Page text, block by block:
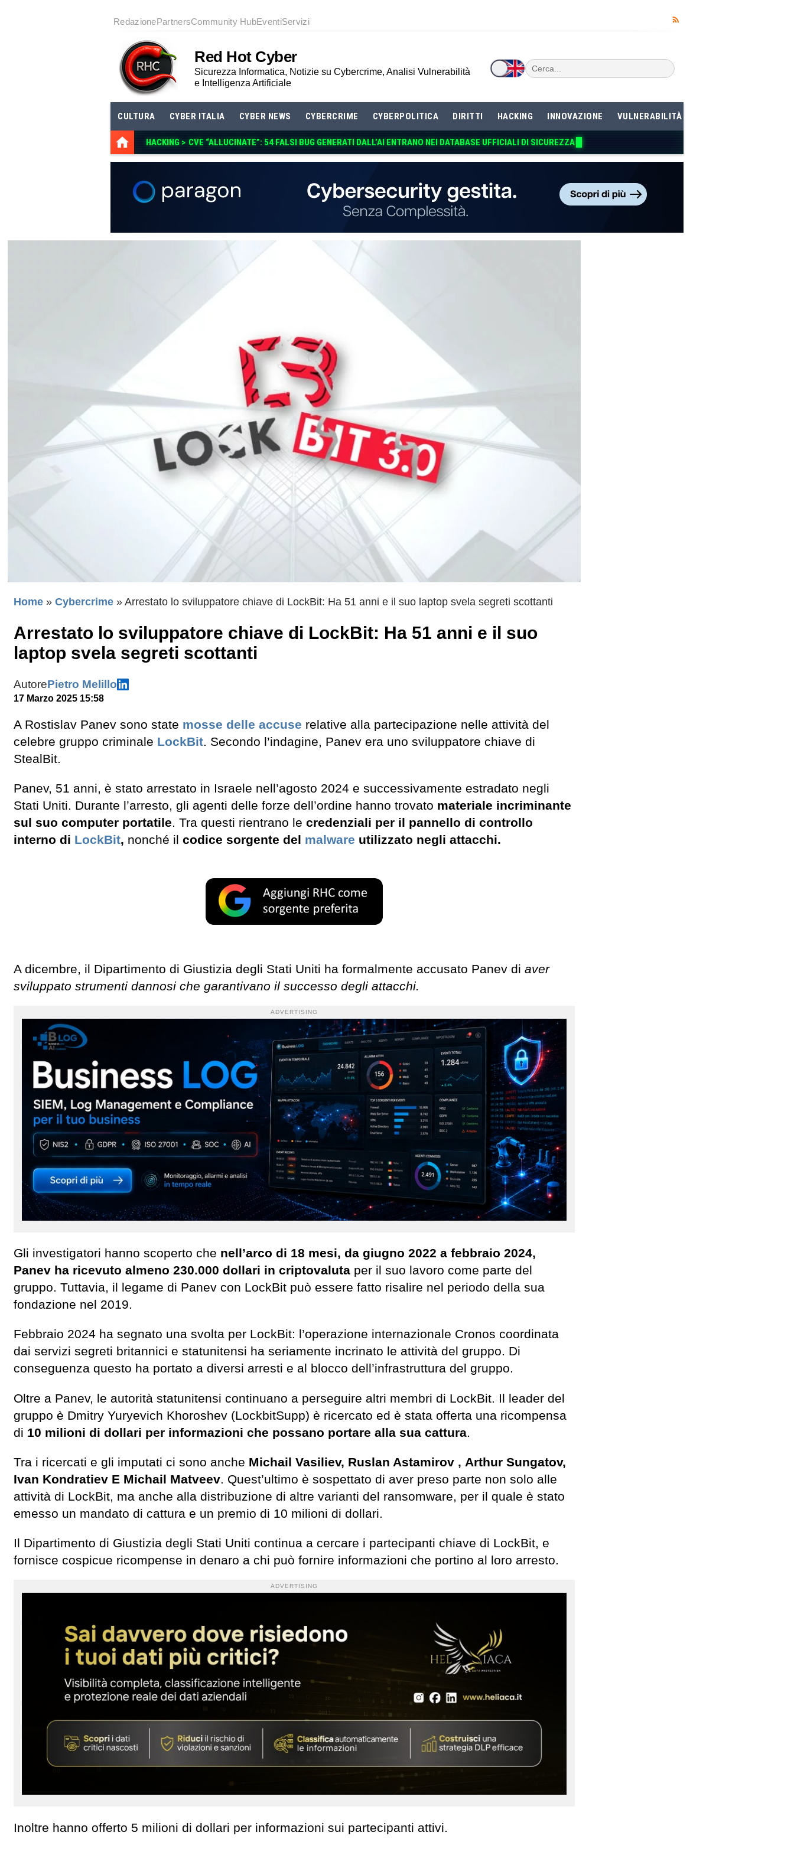
RedazionePartnersCommunity HubEventiServizi
Red Hot Cyber
Sicurezza Informatica, Notizie su Cybercrime, Analisi Vulnerabilità
e Intelligenza Artificiale
CULTURA CYBER ITALIA CYBER NEWS CYBERCRIME CYBERPOLITICA DIRITTI HACKING INNOVAZIONE VULNERABILITÀ
HACKING > CVE “ALLUCINATE”: 54 FALSI BUG GENERATI DALL’AI ENTRANO NEI DATABASE UFFICIALI DI SICUREZZA
Home » Cybercrime » Arrestato lo sviluppatore chiave di LockBit: Ha 51 anni e il suo laptop svela segreti scottanti
Arrestato lo sviluppatore chiave di LockBit: Ha 51 anni e il suo
laptop svela segreti scottanti
AutorePietro Melillo
17 Marzo 2025 15:58
A Rostislav Panev sono state mosse delle accuse relative alla partecipazione nelle attività del
celebre gruppo criminale LockBit. Secondo l’indagine, Panev era uno sviluppatore chiave di
StealBit.
Panev, 51 anni, è stato arrestato in Israele nell’agosto 2024 e successivamente estradato negli
Stati Uniti. Durante l’arresto, gli agenti delle forze dell’ordine hanno trovato materiale incriminante
sul suo computer portatile. Tra questi rientrano le credenziali per il pannello di controllo
interno di LockBit, nonché il codice sorgente del malware utilizzato negli attacchi.
A dicembre, il Dipartimento di Giustizia degli Stati Uniti ha formalmente accusato Panev di aver
sviluppato strumenti dannosi che garantivano il successo degli attacchi.
ADVERTISING
Gli investigatori hanno scoperto che nell’arco di 18 mesi, da giugno 2022 a febbraio 2024,
Panev ha ricevuto almeno 230.000 dollari in criptovaluta per il suo lavoro come parte del
gruppo. Tuttavia, il legame di Panev con LockBit può essere fatto risalire nel periodo della sua
fondazione nel 2019.
Febbraio 2024 ha segnato una svolta per LockBit: l’operazione internazionale Cronos coordinata
dai servizi segreti britannici e statunitensi ha seriamente incrinato le attività del gruppo. Di
conseguenza questo ha portato a diversi arresti e al blocco dell’infrastruttura del gruppo.
Oltre a Panev, le autorità statunitensi continuano a perseguire altri membri di LockBit. Il leader del
gruppo è Dmitry Yuryevich Khoroshev (LockbitSupp) è ricercato ed è stata offerta una ricompensa
di 10 milioni di dollari per informazioni che possano portare alla sua cattura.
Tra i ricercati e gli imputati ci sono anche Michail Vasiliev, Ruslan Astamirov , Arthur Sungatov,
Ivan Kondratiev E Michail Matveev. Quest’ultimo è sospettato di aver preso parte non solo alle
attività di LockBit, ma anche alla distribuzione di altre varianti del ransomware, per il quale è stato
emesso un mandato di cattura e un premio di 10 milioni di dollari.
Il Dipartimento di Giustizia degli Stati Uniti continua a cercare i partecipanti chiave di LockBit, e
fornisce cospicue ricompense in denaro a chi può fornire informazioni che portino al loro arresto.
ADVERTISING
Inoltre hanno offerto 5 milioni di dollari per informazioni sui partecipanti attivi.